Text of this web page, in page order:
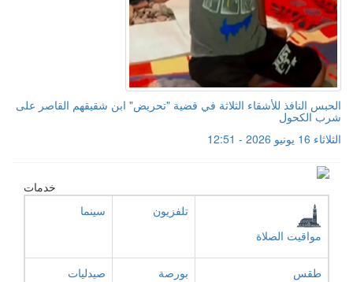
الحبس النافذ للأشقاء الثلاثة في قضية "تحريض" ابن شقيقهم القاصر على
شرب الكحول
الثلاثاء 16 يونيو 2026 - 12:51
خدمات
مواقيت الصلاة
تلفزيون سينما
طقس بورصة صيدليات